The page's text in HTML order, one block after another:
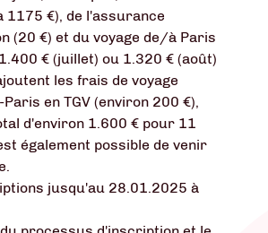
1175 €), de l'assurance
(20 €) et du voyage de/à Paris
€ (juillet) ou 1.320 € (août)
les frais de voyage
en TGV (environ 200 €),
d'environ 1.600 € pour 11
également possible de venir
jusqu'au 28.01.2025 à